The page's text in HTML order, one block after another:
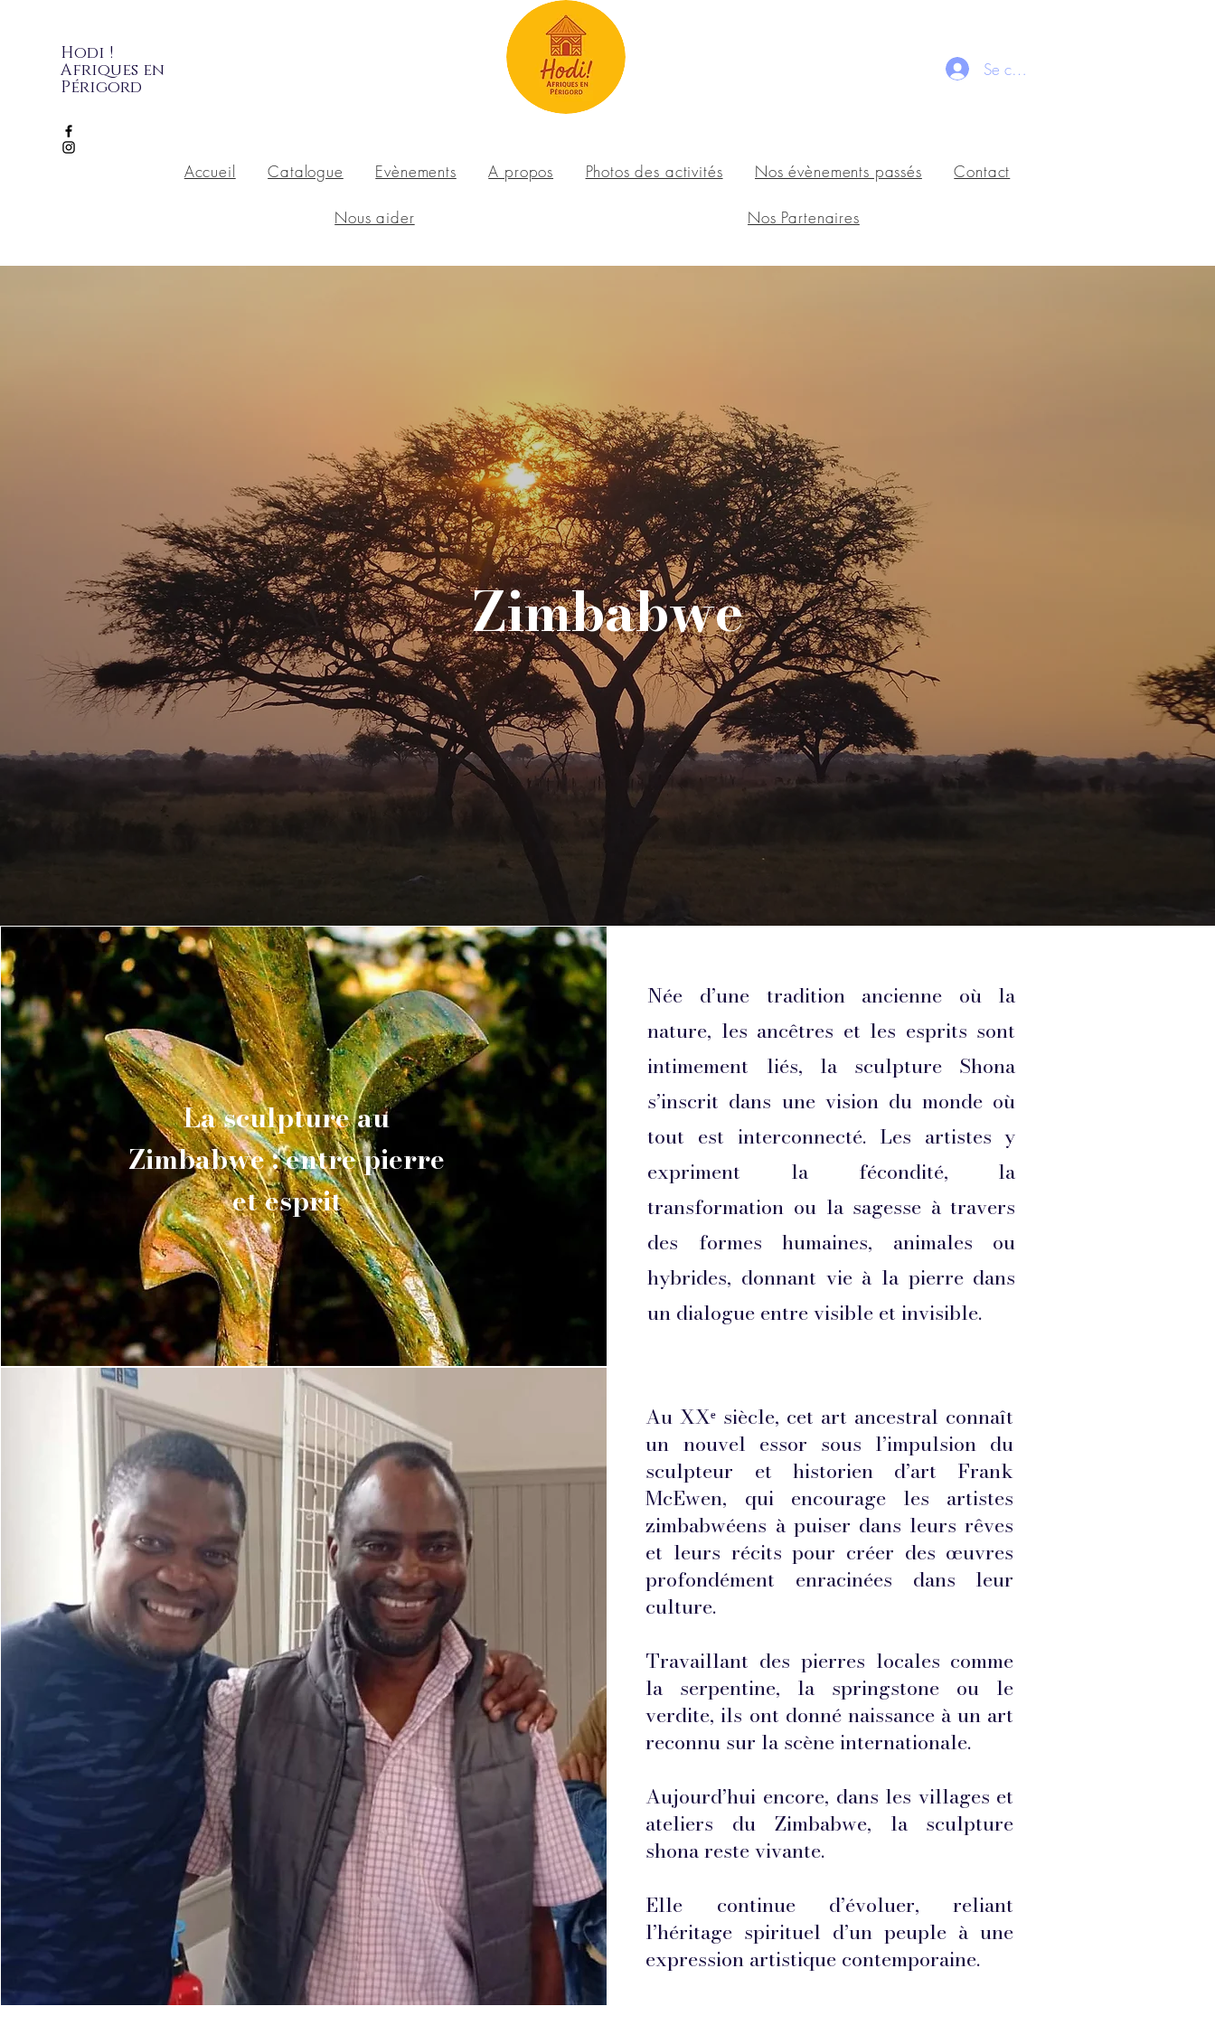
Hodi !
Afriques en
Périgord
Se connecter
Accueil Catalogue Evènements A propos Photos des activités Nos évènements passés Contact
Nous aider Nos Partenaires
Zimbabwe
La sculpture au
Zimbabwe : entre pierre
et esprit
Née d’une tradition ancienne où la
nature, les ancêtres et les esprits sont
intimement liés, la sculpture Shona
s’inscrit dans une vision du monde où
tout est interconnecté. Les artistes y
expriment la fécondité, la
transformation ou la sagesse à travers
des formes humaines, animales ou
hybrides, donnant vie à la pierre dans
un dialogue entre visible et invisible.
Au XXᵉ siècle, cet art ancestral connaît
un nouvel essor sous l’impulsion du
sculpteur et historien d’art Frank
McEwen, qui encourage les artistes
zimbabwéens à puiser dans leurs rêves
et leurs récits pour créer des œuvres
profondément enracinées dans leur
culture.
Travaillant des pierres locales comme
la serpentine, la springstone ou le
verdite, ils ont donné naissance à un art
reconnu sur la scène internationale.
Aujourd’hui encore, dans les villages et
ateliers du Zimbabwe, la sculpture
shona reste vivante.
Elle continue d’évoluer, reliant
l’héritage spirituel d’un peuple à une
expression artistique contemporaine.